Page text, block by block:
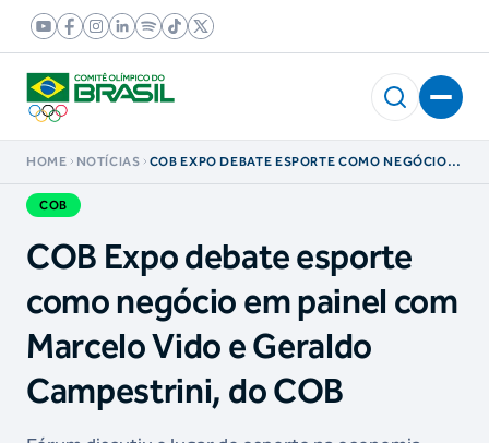
HOME NOTÍCIAS
COB EXPO DEBATE ESPORTE COMO NEGÓCIO
COB
COB Expo debate esporte
como negócio em painel com
Marcelo Vido e Geraldo
Campestrini, do COB